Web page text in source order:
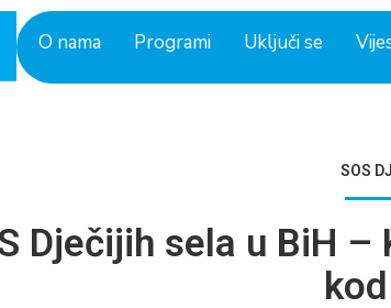
O nama Programi Uključi se
SOS
Dječijih sela u BiH